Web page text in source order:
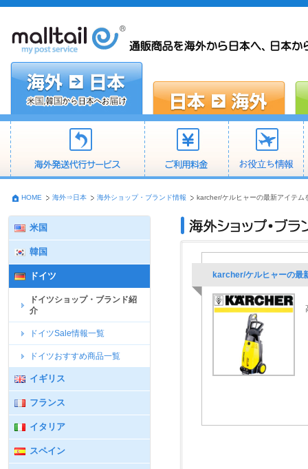
HOME 海外⇒日本 海外ショップ・ブランド情報 karcher/ケルヒャーの最新アイテム
米国
韓国
ドイツ
ドイツショップ・ブランド紹
介
ドイツSale情報一覧
ドイツおすすめ商品一覧
イギリス
フランス
イタリア
スペイン
karcher/ケルヒャーの最